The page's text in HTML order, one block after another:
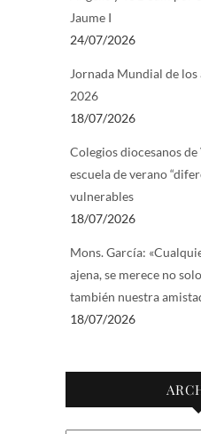
Jaume I
24/07/2026
Jornada Mundial de
2026
18/07/2026
Colegios diocesanos
escuela de verano
vulnerables
18/07/2026
Mons. García:
ajena, se merece no
también nuestra
18/07/2026